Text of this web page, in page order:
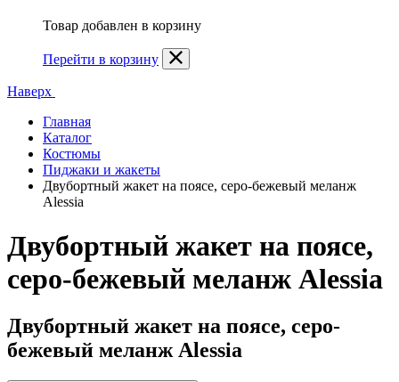
Товар добавлен в корзину
Перейти в корзину
Наверх
Главная
Каталог
Костюмы
Пиджаки и жакеты
Двубортный жакет на поясе, серо-бежевый меланж
Alessia
Двубортный жакет на поясе,
серо-бежевый меланж Alessia
Двубортный жакет на поясе, серо-
бежевый меланж Alessia